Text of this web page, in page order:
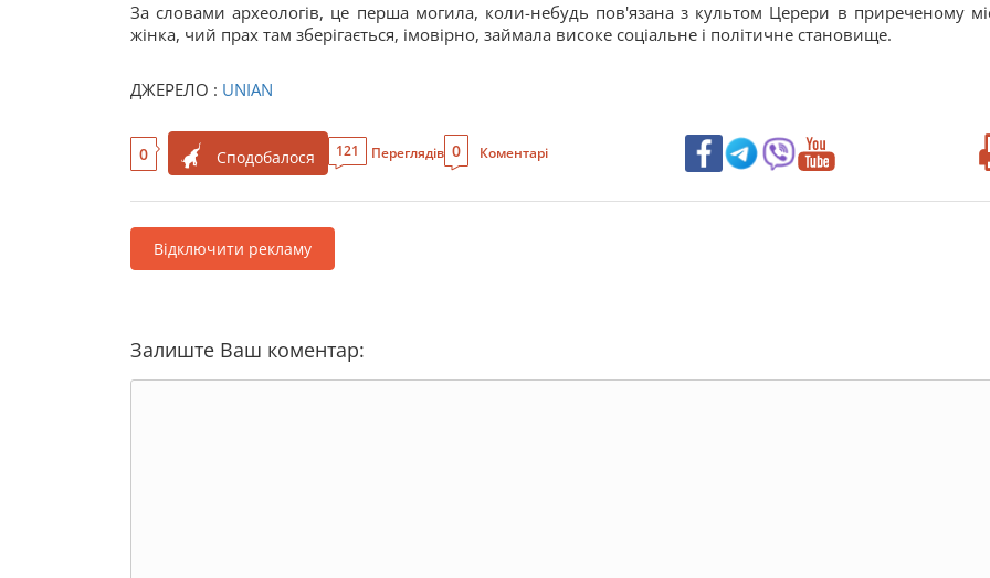
За словами археологів, це перша могила, коли-небудь пов'язана з культом Церери в приреченому
жінка, чий прах там зберігається, імовірно, займала високе соціальне і політичне становище.
ДЖЕРЕЛО : UNIAN
0 Сподобалося 121 Переглядів 0 Коментарі
Відключити рекламу
Залиште Ваш коментар: